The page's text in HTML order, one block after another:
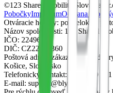
©123 Shared Mobility Slovakia
PobočkyImpresumOchrana
Otváracie hodiny: pondelok až
Názov spoločnosti: 123 Shared
IČO: 22496360
DIČ: CZ22496360
Poštová adresa zákazníckej
Košice, Slovensko
Telefonický kontakt: +421 800 221
E-mail: support@blynkr.sk